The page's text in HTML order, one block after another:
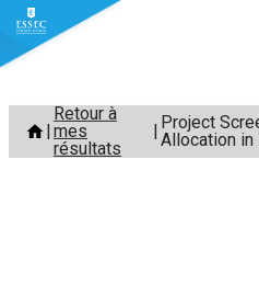
Aller
contenu
Retour à
mes
résultats
Project
Allocation